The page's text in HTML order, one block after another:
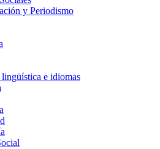
y Periodismo
e idiomas